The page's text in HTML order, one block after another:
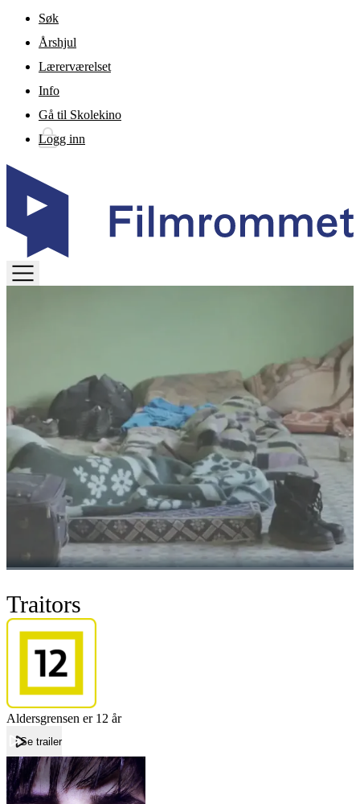
Gå til hovedinnhold
Søk
Årshjul
Lærerværelset
Info
Gå til Skolekino
Logg inn
Traitors
Aldersgrensen er 12 år
Se trailer
Forside Traitors